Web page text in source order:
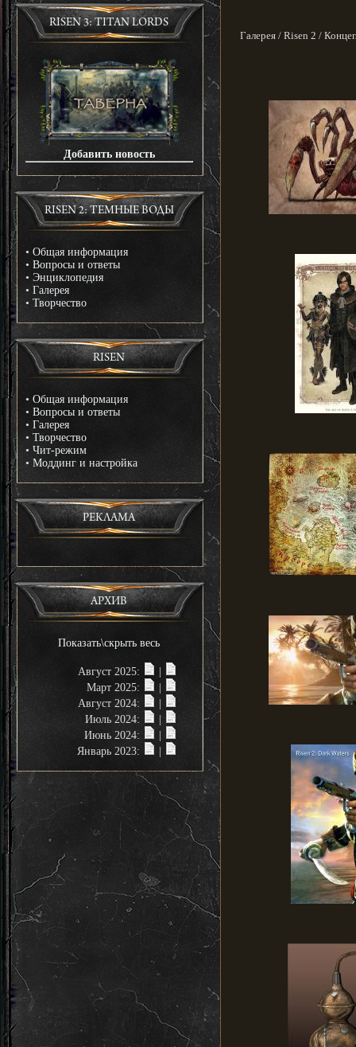
RISEN 3: TITAN LORDS
Добавить новость
RISEN 2: ТЕМНЫЕ ВОДЫ
• Общая информация
• Вопросы и ответы
• Энциклопедия
• Галерея
• Творчество
RISEN
• Общая информация
• Вопросы и ответы
• Галерея
• Творчество
• Чит-режим
• Моддинг и настройка
РЕКЛАМА
АРХИВ
Показать\скрыть весь
Август 2025:
Март 2025:
Август 2024:
Июль 2024:
Июнь 2024:
Январь 2023:
Галерея / Risen 2 /